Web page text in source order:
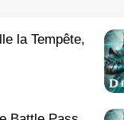
la Tempête,